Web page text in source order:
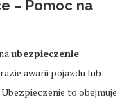
– Pomoc na
ubezpieczenie
awarii pojazdu lub
to obejmuje